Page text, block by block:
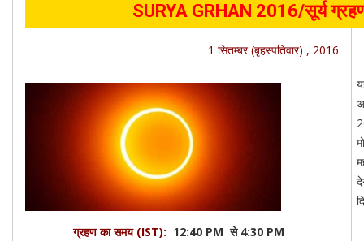
SURYA GRHAN 2016/सूर्य
1 सितम्बर (बृहस्पतिवार) , 2016
ग्रहण का समय (IST): 12:40 PM से 4:30 PM